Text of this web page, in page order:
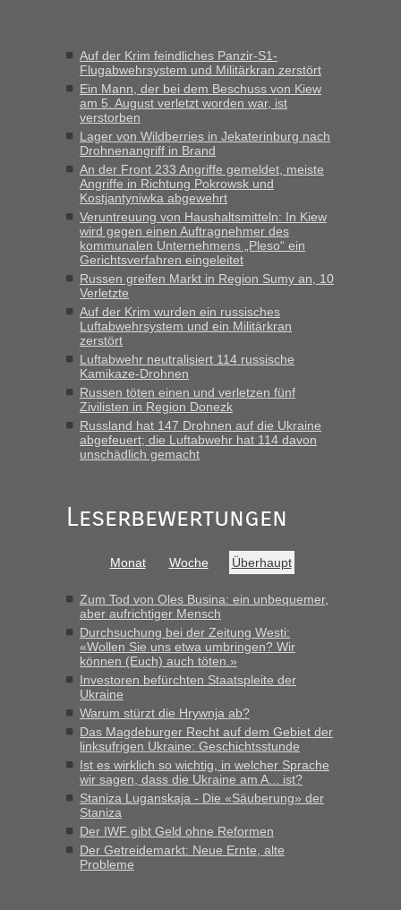
Milliarden aufgedeckt
„Kein Zoll. Du musst an sich nur sagen dass das privat ist
und du nicht damit handeln willst. So lange das nicht
Originalverpackt ist und ersichlich das nicht neu sollte es
keine Probleme geben“
Recht, Visa und Dokumente • Deklaration
gebrauchter Kleidung beim Zoll
„Hallo Leute, ich weiß nicht, ob ich hier richtig bin mit meiner
Anfrage. Ich möchte 4 Umzugskartons mit gebrauchter
Straßen Kleidung bei der Einreise in die Ukraine
mitnehmen. Es ist gebrauchte Kleidung...“
Berichte und Reisetipps • Re: An welchem
Grenzübergang zwischen Polen und der Ukraine geht es am
schnellsten?
„Wir sind mit unserem Wohnmobil, wie geplant am Montag
15.6. in Krakovets rüber. Sehr zeitig los gegen 5 Uhr in der
Früh. Mit sehr sehr wenig Verkehr, super bis zur Grenze. Nur
8 PKW vor der Schranke....“
Berichte und Reisetipps • Re: An welchem
Grenzübergang zwischen Polen und der Ukraine geht es am
„Gestern 6 Stunden warten vor der Grenze Richtung Polen
in Krakowez mit dem Kleinbus. Abfertigung ging dann
Berichte und Reisetipps • Re: An welchem
Grenzübergang zwischen Polen und der Ukraine geht es am
schnellsten?
„Bin am Montag 15.6.26 um 8 Uhr in Urgyniw ausgereist,
das erste Mal an einem Montagmorgen ca. 15 Fahrzeuge
vor mir, bin sonst der Erste oder Zweite, egal, nach ca 20
Minuten wurde dann die nächste Welle...“
Berichte und Reisetipps • Re: An welchem
Grenzübergang zwischen Polen und der Ukraine geht es am
schnellsten?
„Derzeit, ist es überall sehr voll an den Grenzen Ukraine/
Polen. Zb. Krakovets 100 PKW ca. 10 h Wartezeit. Wollen
Montag rüber, versuchen es sehr früh.“
Auf der Krim feindliches Panzir-S1-
Flugabwehrsystem und Militärkran zerstört
Ein Mann, der bei dem Beschuss von Kiew
am 5. August verletzt worden war, ist
verstorben
Lager von Wildberries in Jekaterinburg nach
Drohnenangriff in Brand
An der Front 233 Angriffe gemeldet, meiste
Angriffe in Richtung Pokrowsk und
Kostjantyniwka abgewehrt
Veruntreuung von Haushaltsmitteln: In Kiew
wird gegen einen Auftragnehmer des
kommunalen Unternehmens „Pleso“ ein
Gerichtsverfahren eingeleitet
Russen greifen Markt in Region Sumy an, 10
Verletzte
Auf der Krim wurden ein russisches
Luftabwehrsystem und ein Militärkran
zerstört
Luftabwehr neutralisiert 114 russische
Kamikaze-Drohnen
Russen töten einen und verletzen fünf
Zivilisten in Region Donezk
Russland hat 147 Drohnen auf die Ukraine
abgefeuert; die Luftabwehr hat 114 davon
unschädlich gemacht
Leserbewertungen
Monat Woche Überhaupt
Zum Tod von Oles Busina: ein unbequemer,
aber aufrichtiger Mensch
Durchsuchung bei der Zeitung Westi:
«Wollen Sie uns etwa umbringen? Wir
können (Euch) auch töten.»
Investoren befürchten Staatspleite der
Ukraine
Warum stürzt die Hrywnja ab?
Das Magdeburger Recht auf dem Gebiet der
linksufrigen Ukraine: Geschichtsstunde
Ist es wirklich so wichtig, in welcher Sprache
wir sagen, dass die Ukraine am A... ist?
Staniza Luganskaja - Die «Säuberung» der
Staniza
Der IWF gibt Geld ohne Reformen
Der Getreidemarkt: Neue Ernte, alte
Probleme